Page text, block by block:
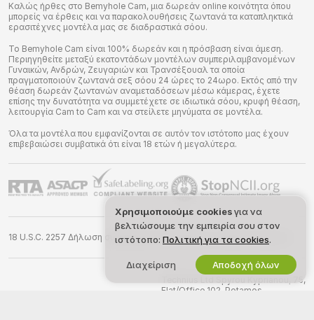
Καλώς ήρθες στο Bemyhole Cam, μια δωρεάν online κοινότητα όπου
μπορείς να έρθεις και να παρακολουθήσεις ζωντανά τα καταπληκτικά
ερασιτέχνες μοντέλα μας σε διαδραστικά σόου.
Το Bemyhole Cam είναι 100% δωρεάν και η πρόσβαση είναι άμεση.
Περιηγηθείτε μεταξύ εκατοντάδων μοντέλων συμπεριλαμβανομένων
Γυναικών, Ανδρών, Ζευγαριών και Τρανσέξουαλ τα οποία
πραγματοποιούν ζωντανά σεξ σόου 24 ώρες το 24ωρο. Εκτός από την
θέαση δωρεάν ζωντανών αναμεταδόσεων μέσω κάμερας, έχετε
επίσης την δυνατότητα να συμμετέχετε σε ιδιωτικά σόου, κρυφή θέαση,
λειτουργία Cam to Cam και να στείλετε μηνύματα σε μοντέλα.
Όλα τα μοντέλα που εμφανίζονται σε αυτόν τον ιστότοπο μας έχουν
επιβεβαιώσει συμβατικά ότι είναι 18 ετών ή μεγαλύτερα.
18 U.S.C. 2257 Δήλωση συμμόρφωσης απαιτήσεων τήρησης αρχείων
Χρησιμοποιούμε cookiesγια να
βελτιώσουμε την εμπειρία σου στον
ιστότοπο: Πολιτική για τα cookies.
Διαχείριση Αποδοχή όλων